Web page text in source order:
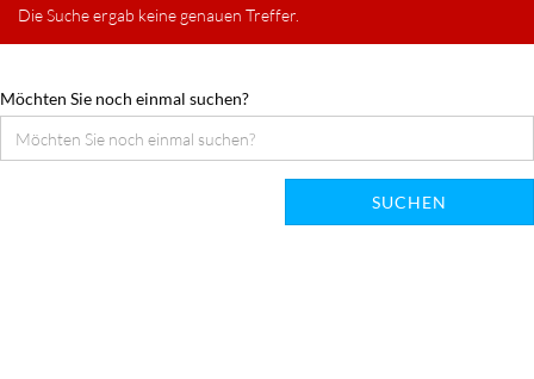
Die Suche ergab keine genauen Treffer.
Möchten Sie noch einmal suchen?
SUCHEN